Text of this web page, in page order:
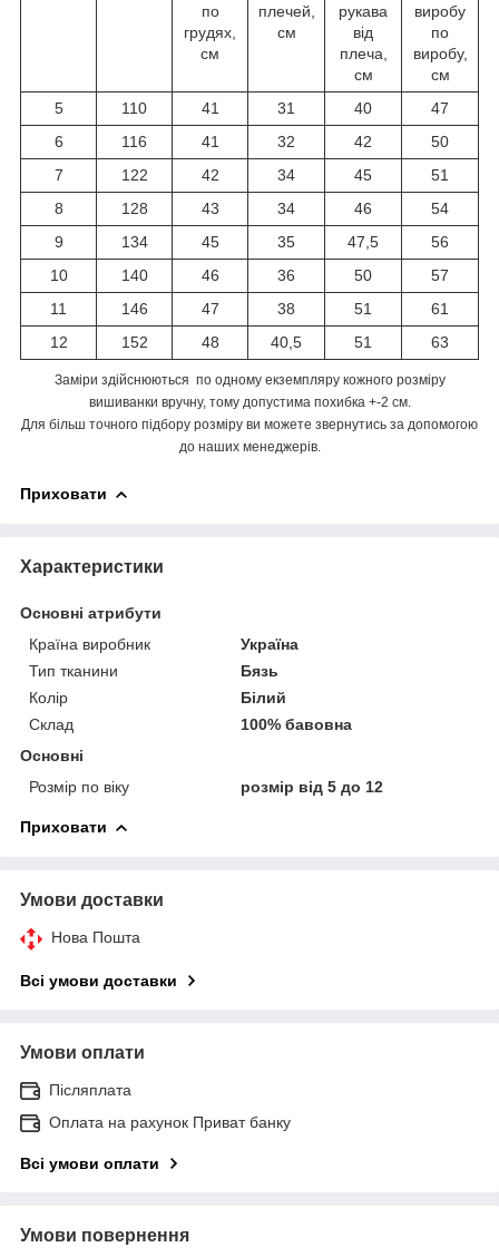
по
грудях,
см
плечей,
см
рукава
від
плеча,
см
виробу
по
виробу,
см
5
110 41 31 40
47
6
116 41 32 42
50
7
122 42 34 45
51
8
128 43 34 46
54
9
134 45 35 47,5
56
10
140 46 36 50
57
11
146 47 38 51
61
12
152 48 40,5 51 63
Заміри здійснюються по одному екземпляру кожного розміру
вишиванки вручну, тому допустима похибка +-2 см.
Для більш точного підбору розміру ви можете звернутись за допомогою
до наших менеджерів.
Приховати
Характеристики
Основні атрибути
Країна виробник
Україна
Тип тканини
Бязь
Колір
Білий
Склад
100% бавовна
Основні
Розмір по віку
розмір від 5 до 12
Приховати
Умови доставки
Нова Пошта
Всі умови доставки
Умови оплати
Післяплата
Оплата на рахунок Приват банку
Всі умови оплати
Умови повернення